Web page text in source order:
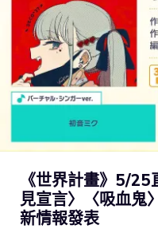
《世界計畫》5/
見宣言〉〈吸血鬼
新情報發表